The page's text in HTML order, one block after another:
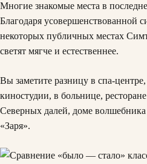
Многие знакомые места в
Благодаря усовершенствованной
некоторых публичных местах
светят мягче и естественнее.
Вы заметите разницу в спа-
киностудии, в больнице,
Северных далей, доме
«Заря».